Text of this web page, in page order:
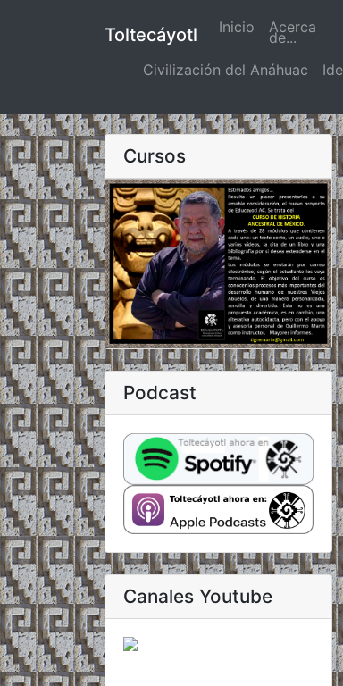
Toltecáyotl Inicio (actual)
Acerca
de...
Civilización del Anáhuac
Cursos
Podcast
Canales Youtube